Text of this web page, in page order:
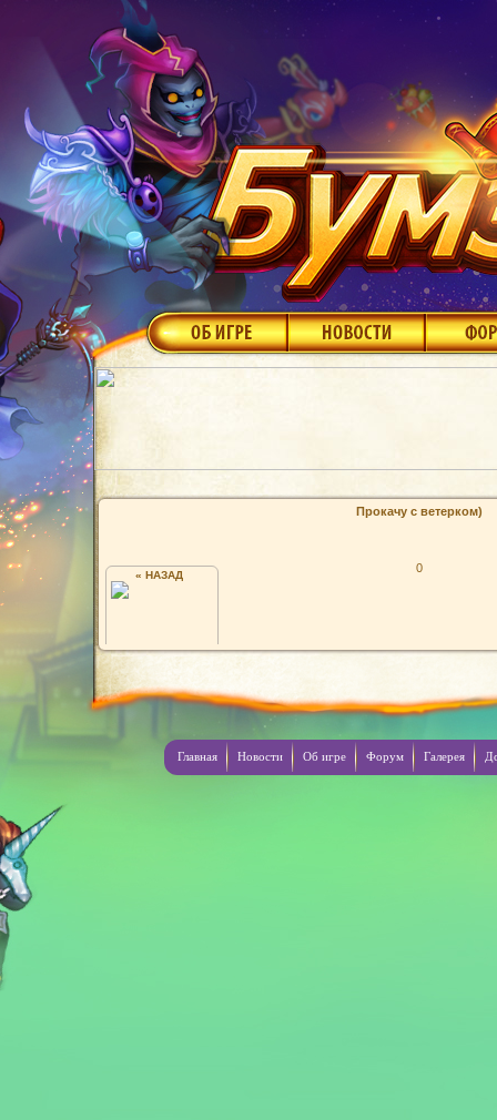
Прокачу с ветерком)
0
« НАЗАД
Главная Новости Об игре Форум Галерея